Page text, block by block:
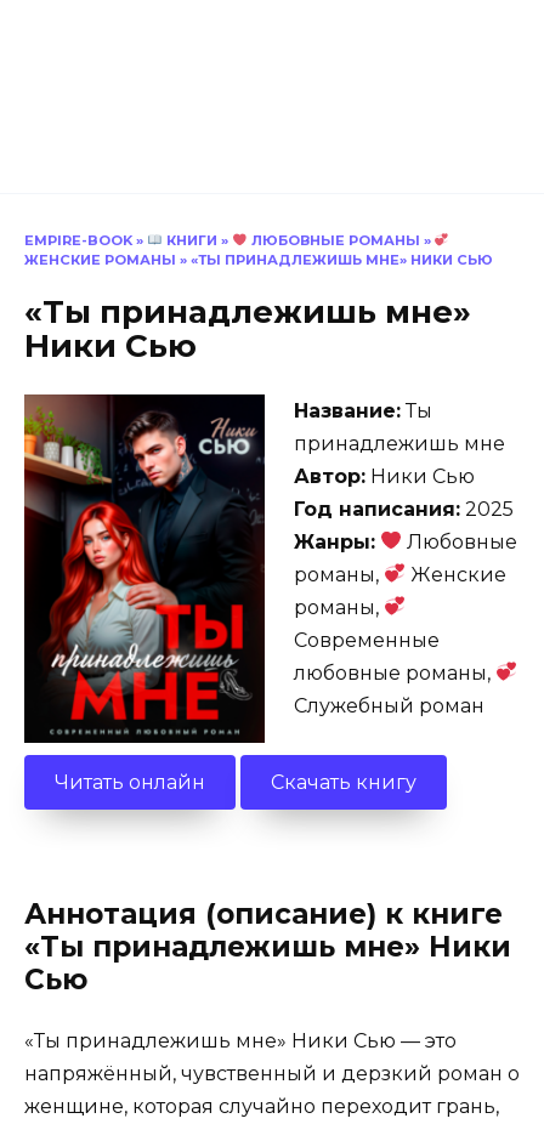
EMPIRE-BOOK » КНИГИ » ЛЮБОВНЫЕ РОМАНЫ »
ЖЕНСКИЕ РОМАНЫ » «ТЫ ПРИНАДЛЕЖИШЬ МНЕ» НИКИ СЬЮ
«Ты принадлежишь мне»
Ники Сью
Название:Ты
принадлежишь мне
Автор: Ники Сью
Год написания: 2025
Жанры:
Любовные
романы,
Женские
романы,
Современные
любовные романы,
Служебный роман
Читать онлайн Скачать книгу
Аннотация (описание) к книге
«Ты принадлежишь мне» Ники
Сью
«Ты принадлежишь мне» Ники Сью — это
напряжённый, чувственный и дерзкий роман о
женщине, которая случайно переходит грань,